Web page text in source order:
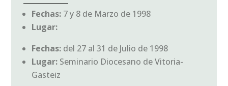
Fechas: 7 y 8 de Marzo de 1998
Lugar:
Fechas: del 27 al 31 de Julio de 1998
Lugar: Seminario Diocesano de Vitoria-
Gasteiz